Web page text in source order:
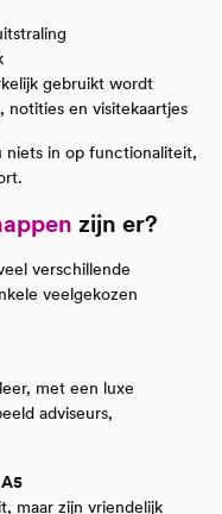
gebruikt wordt
notities en visitekaartjes
niets in op functionaliteit,
zijn er?
verschillende
veelgekozen
met een luxe
adviseurs,
maar zijn vriendelijk